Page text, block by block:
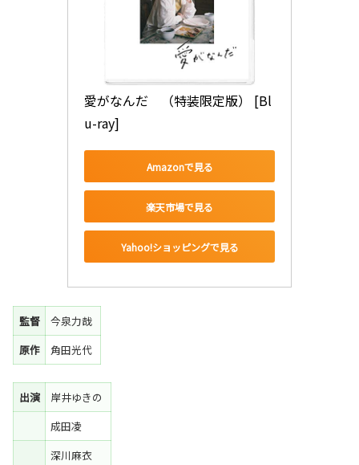
愛がなんだ　（特装限定版） [Bl
u-ray]
Amazonで見る
楽天市場で見る
Yahoo!ショッピングで見る
監督
今泉力哉
原作
角田光代
出演
岸井ゆきの
成田凌
深川麻衣